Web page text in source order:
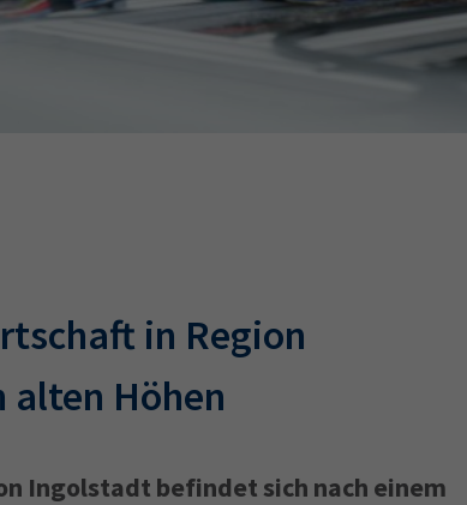
in Region
Höhen
Ingolstadt befindet sich nach einem